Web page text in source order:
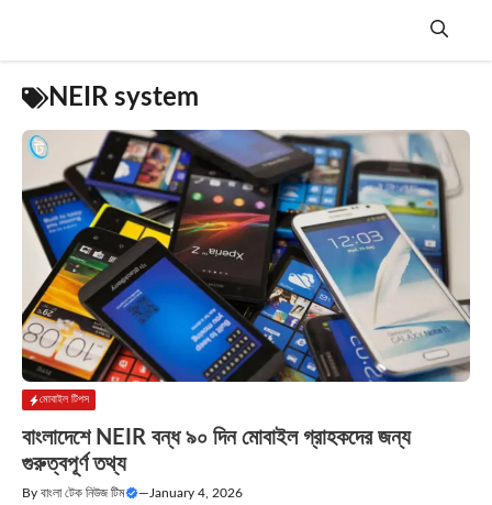
Menu
NEIR system
মোবাইল টিপস
বাংলাদেশে NEIR বন্ধ ৯০ দিন মোবাইল গ্রাহকদের জন্য
গুরুত্বপূর্ণ তথ্য
By বাংলা টেক নিউজ টিম — January 4, 2026